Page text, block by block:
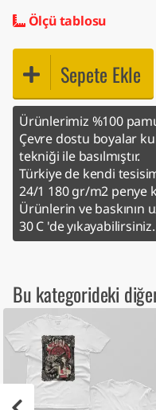
Ölçü tablosu
Sepete Ekle
Ürünlerimiz %100
Çevre dostu boyalar
tekniği ile basılmıştır.
Türkiye de kendi
24/1 180 gr/m2 penye
Ürünlerin ve baskının
30 C 'de yıkayabilirsiniz.
Bu kategorideki